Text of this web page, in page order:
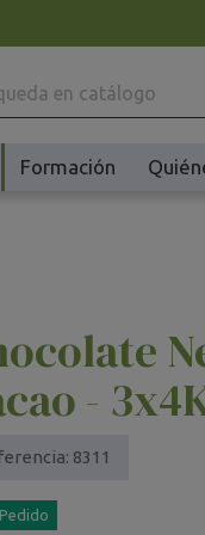
Formación
-
8311